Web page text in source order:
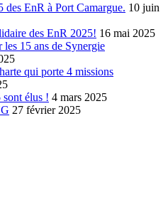
des EnR à Port Camargue. 10 juin
des EnR 2025! 16 mai 2025
15 ans de Synergie
qui porte 4 missions
élus ! 4 mars 2025
27 février 2025